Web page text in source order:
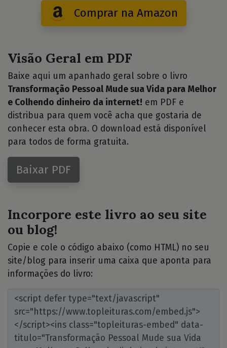
Comprar na Amazon
Visão Geral em PDF
Baixe aqui um apanhado geral sobre o livro
Transformação Pessoal Mude sua Vida para Melhor
e Colhendo dinheiro da internet! em PDF e
distribua para quem você acha que gostaria de
conhecer esta obra. O download está disponível
para todos de forma gratuita.
Baixar PDF
Incorpore este livro ao seu site
ou blog!
Copie e cole o código abaixo (como HTML) no seu
site/blog para inserir uma caixa que aponta para
informações do livro: